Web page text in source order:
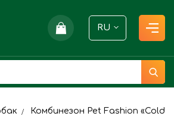
RU
Комбинезон Pet Fashion